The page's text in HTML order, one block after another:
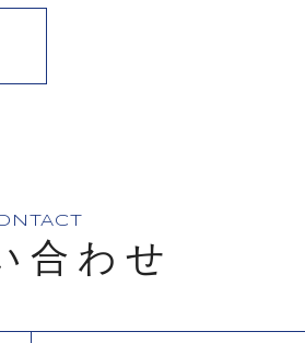
合わせ